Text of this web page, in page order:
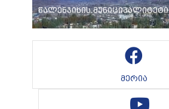
წალენჯიხის მუნიციპალიტეტი
მერია